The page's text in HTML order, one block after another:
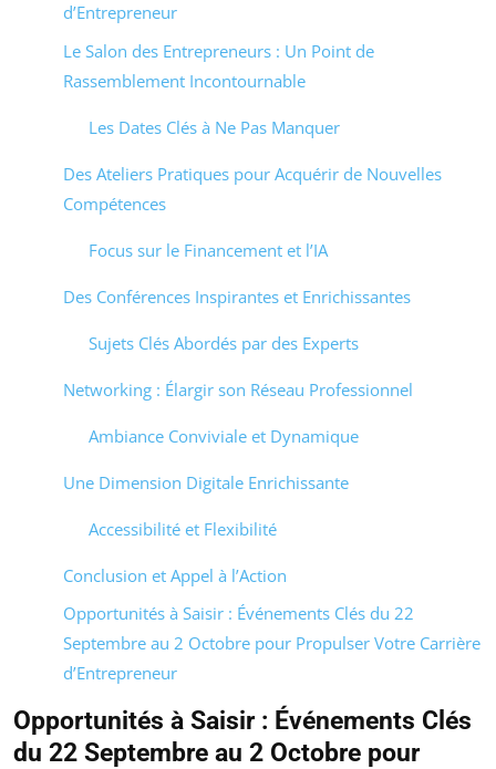
d’Entrepreneur
Le Salon des Entrepreneurs : Un Point de
Rassemblement Incontournable
Les Dates Clés à Ne Pas Manquer
Des Ateliers Pratiques pour Acquérir de Nouvelles
Compétences
Focus sur le Financement et l’IA
Des Conférences Inspirantes et Enrichissantes
Sujets Clés Abordés par des Experts
Networking : Élargir son Réseau Professionnel
Ambiance Conviviale et Dynamique
Une Dimension Digitale Enrichissante
Accessibilité et Flexibilité
Conclusion et Appel à l’Action
Opportunités à Saisir : Événements Clés du 22
Septembre au 2 Octobre pour Propulser Votre Carrière
d’Entrepreneur
Opportunités à Saisir : Événements Clés
du 22 Septembre au 2 Octobre pour